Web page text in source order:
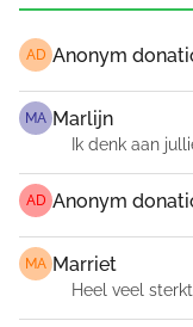
AD Anonym
MA Marlijn
Ik denk aan
AD Anonym
MA Marriet
Heel veel